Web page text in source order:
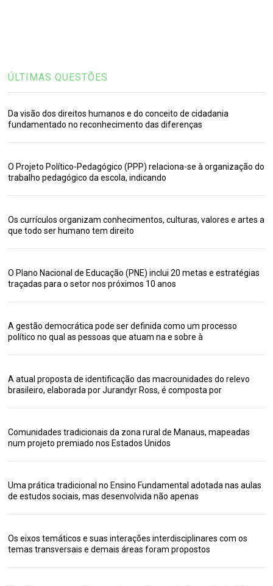
ÚLTIMAS QUESTÕES
Da visão dos direitos humanos e do conceito de cidadania
fundamentado no reconhecimento das diferenças
O Projeto Político-Pedagógico (PPP) relaciona-se à organização do
trabalho pedagógico da escola, indicando
Os currículos organizam conhecimentos, culturas, valores e artes a
que todo ser humano tem direito
O Plano Nacional de Educação (PNE) inclui 20 metas e estratégias
traçadas para o setor nos próximos 10 anos
A gestão democrática pode ser definida como um processo
político no qual as pessoas que atuam na e sobre à
A atual proposta de identificação das macrounidades do relevo
brasileiro, elaborada por Jurandyr Ross, é composta por
Comunidades tradicionais da zona rural de Manaus, mapeadas
num projeto premiado nos Estados Unidos
Uma prática tradicional no Ensino Fundamental adotada nas aulas
de estudos sociais, mas desenvolvida não apenas
Os eixos temáticos e suas interações interdisciplinares com os
temas transversais e demais áreas foram propostos